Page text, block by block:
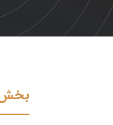
بخش